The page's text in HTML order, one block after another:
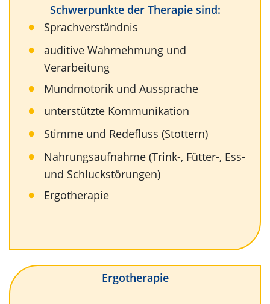
Schwerpunkte der Therapie sind:
Sprachverständnis
auditive Wahrnehmung und
Verarbeitung
Mundmotorik und Aussprache
unterstützte Kommunikation
Stimme und Redefluss (Stottern)
Nahrungsaufnahme (Trink-, Fütter-, Ess-
und Schluckstörungen)
Ergotherapie
Ergotherapie